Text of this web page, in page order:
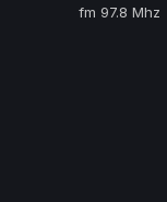
fm 97.8 Mhz